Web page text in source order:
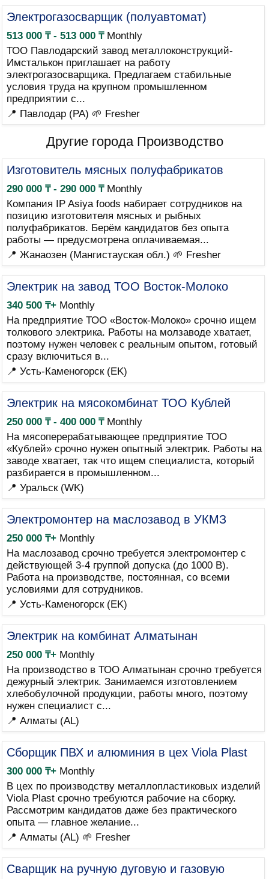
Электрогазосварщик (полуавтомат)
513 000 ₸ - 513 000 ₸Monthly
ТОО Павлодарский завод металлоконструкций-
Имсталькон приглашает на работу
электрогазосварщика. Предлагаем стабильные
условия труда на крупном промышленном
предприятии с...
📍 Павлодар (PA) 🌱 Fresher
Другие города Производство
Изготовитель мясных полуфабрикатов
290 000 ₸ - 290 000 ₸Monthly
Компания IP Asiya foods набирает сотрудников на
позицию изготовителя мясных и рыбных
полуфабрикатов. Берём кандидатов без опыта
работы — предусмотрена оплачиваемая...
📍 Жанаозен (Мангистауская обл.) 🌱 Fresher
Электрик на завод ТОО Восток-Молоко
340 500 ₸+Monthly
На предприятие ТОО «Восток-Молоко» срочно ищем
толкового электрика. Работы на молзаводе хватает,
поэтому нужен человек с реальным опытом, готовый
сразу включиться в...
📍 Усть-Каменогорск (EK)
Электрик на мясокомбинат ТОО Кублей
250 000 ₸ - 400 000 ₸Monthly
На мясоперерабатывающее предприятие ТОО
«Кублей» срочно нужен опытный электрик. Работы на
заводе хватает, так что ищем специалиста, который
разбирается в промышленном...
📍 Уральск (WK)
Электромонтер на маслозавод в УКМЗ
250 000 ₸+Monthly
На маслозавод срочно требуется электромонтер с
действующей 3-4 группой допуска (до 1000 В).
Работа на производстве, постоянная, со всеми
условиями для сотрудников.
📍 Усть-Каменогорск (EK)
Электрик на комбинат Алматынан
250 000 ₸+Monthly
На производство в ТОО Алматынан срочно требуется
дежурный электрик. Занимаемся изготовлением
хлебобулочной продукции, работы много, поэтому
нужен специалист с...
📍 Алматы (AL)
Сборщик ПВХ и алюминия в цех Viola Plast
300 000 ₸+Monthly
В цех по производству металлопластиковых изделий
Viola Plast срочно требуются рабочие на сборку.
Рассмотрим кандидатов даже без практического
опыта — главное желание...
📍 Алматы (AL) 🌱 Fresher
Сварщик на ручную дуговую и газовую